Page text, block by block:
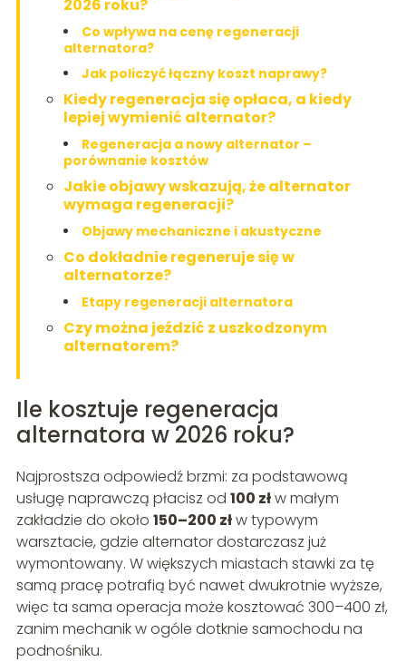
2026 roku?
Co wpływa na cenę regeneracji
alternatora?
Jak policzyć łączny koszt naprawy?
Kiedy regeneracja się opłaca, a kiedy
lepiej wymienić alternator?
Regeneracja a nowy alternator –
porównanie kosztów
Jakie objawy wskazują, że alternator
wymaga regeneracji?
Objawy mechaniczne i akustyczne
Co dokładnie regeneruje się w
alternatorze?
Etapy regeneracji alternatora
Czy można jeździć z uszkodzonym
alternatorem?
Ile kosztuje regeneracja
alternatora w 2026 roku?
Najprostsza odpowiedź brzmi: za podstawową
usługę naprawczą płacisz od 100 złw małym
zakładzie do około 150–200 złw typowym
warsztacie, gdzie alternator dostarczasz już
wymontowany. W większych miastach stawki za tę
samą pracę potrafią być nawet dwukrotnie wyższe,
więc ta sama operacja może kosztować 300–400 zł,
zanim mechanik w ogóle dotknie samochodu na
podnośniku.